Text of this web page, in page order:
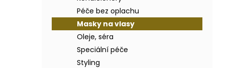
Péče bez oplachu
Masky na vlasy
Oleje, séra
Speciální péče
Styling
BODY BY SIMONA BANÁN ORGANICKÉ
RUČNĚ VYRÁBĚNÉ BAMBUCKÉ MÁSLO
200ML
749 Kč